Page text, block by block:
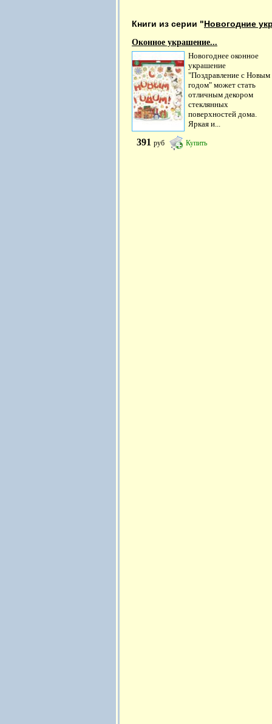
Книги из серии "Новогодние
Оконное украшение...
Новогоднее оконное
украшение
"Поздравление с Новым
годом" может стать
отличным декором
стеклянных
поверхностей дома.
Яркая и...
391 руб Купить